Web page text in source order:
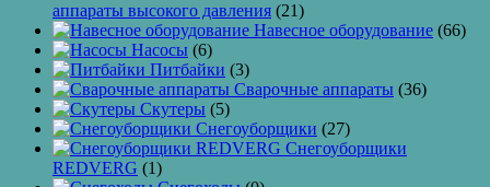
аппараты высокого давления (21)
Навесное оборудование (66)
Насосы (6)
Питбайки (3)
Сварочные аппараты (36)
Скутеры (5)
Снегоуборщики (27)
Снегоуборщики
REDVERG (1)